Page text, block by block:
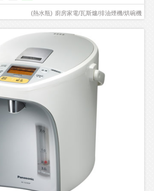
廚房家電/瓦斯爐/排油煙機/烘碗機
(熱水瓶)